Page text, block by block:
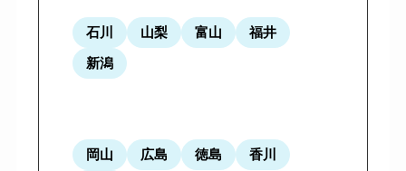
石川 山梨 富山
福井
新潟
岡山 広島 徳島
香川